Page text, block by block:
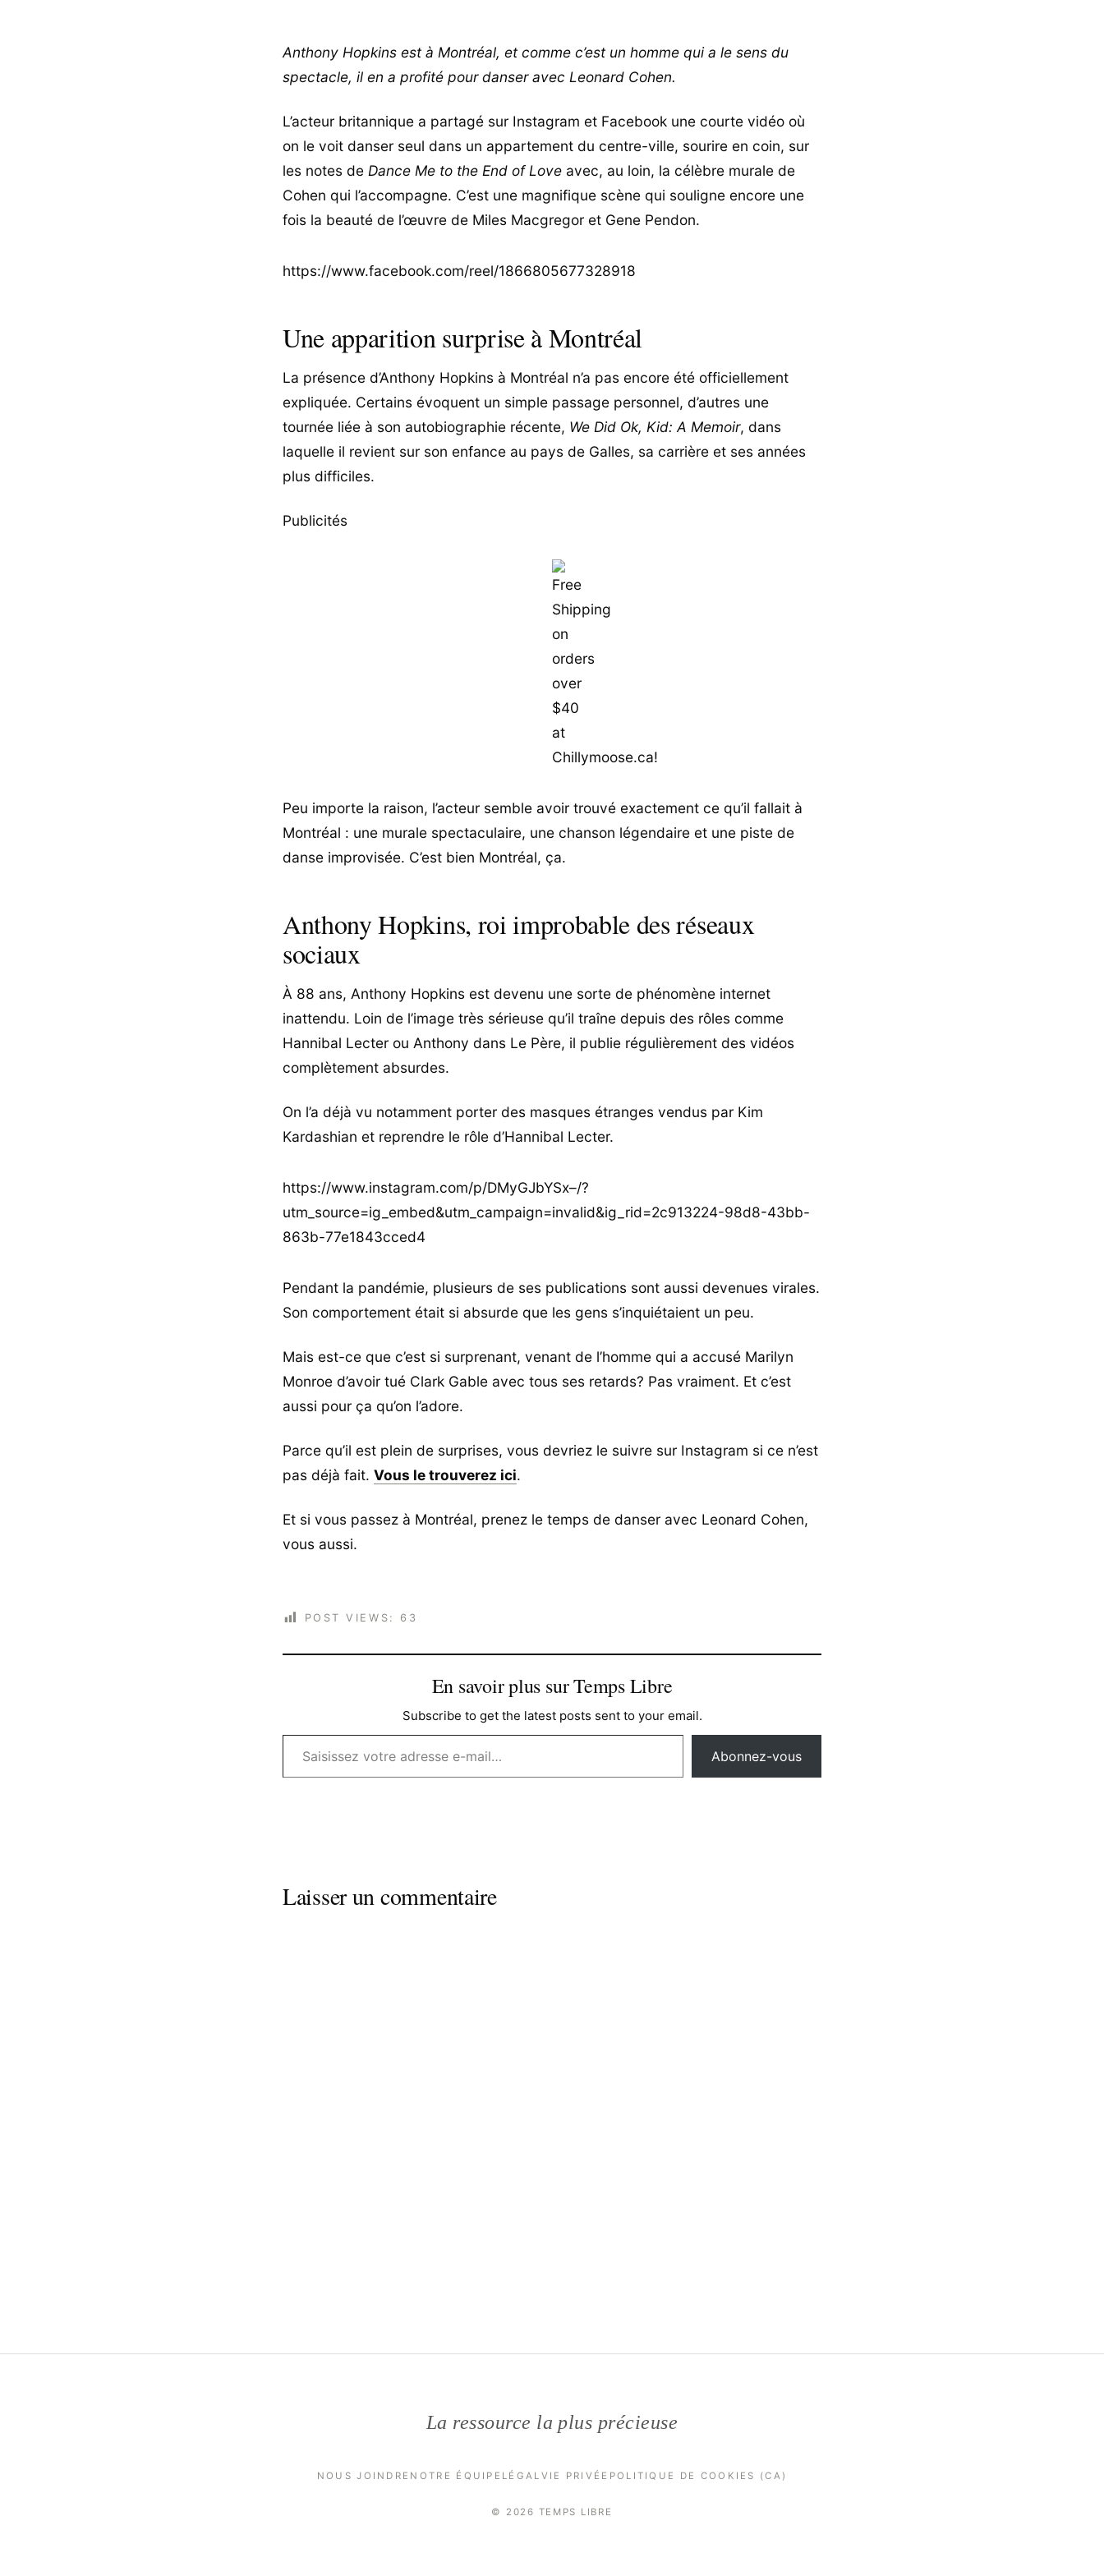
Anthony Hopkins est à Montréal, et comme c’est un homme qui a le sens du
spectacle, il en a profité pour danser avec Leonard Cohen.
L’acteur britannique a partagé sur Instagram et Facebook une courte vidéo où
on le voit danser seul dans un appartement du centre-ville, sourire en coin, sur
les notes de Dance Me to the End of Love avec, au loin, la célèbre murale de
Cohen qui l’accompagne. C’est une magnifique scène qui souligne encore une
fois la beauté de l’œuvre de Miles Macgregor et Gene Pendon.
https://www.facebook.com/reel/1866805677328918
Une apparition surprise à Montréal
La présence d’Anthony Hopkins à Montréal n’a pas encore été officiellement
expliquée. Certains évoquent un simple passage personnel, d’autres une
tournée liée à son autobiographie récente, We Did Ok, Kid: A Memoir, dans
laquelle il revient sur son enfance au pays de Galles, sa carrière et ses années
plus difficiles.
Publicités
Peu importe la raison, l’acteur semble avoir trouvé exactement ce qu’il fallait à
Montréal : une murale spectaculaire, une chanson légendaire et une piste de
danse improvisée. C’est bien Montréal, ça.
Anthony Hopkins, roi improbable des réseaux
sociaux
À 88 ans, Anthony Hopkins est devenu une sorte de phénomène internet
inattendu. Loin de l’image très sérieuse qu’il traîne depuis des rôles comme
Hannibal Lecter ou Anthony dans Le Père, il publie régulièrement des vidéos
complètement absurdes.
On l’a déjà vu notamment porter des masques étranges vendus par Kim
Kardashian et reprendre le rôle d’Hannibal Lecter.
https://www.instagram.com/p/DMyGJbYSx–/?
utm_source=ig_embed&utm_campaign=invalid&ig_rid=2c913224-98d8-43bb-
863b-77e1843cced4
Pendant la pandémie, plusieurs de ses publications sont aussi devenues virales.
Son comportement était si absurde que les gens s’inquiétaient un peu.
Mais est-ce que c’est si surprenant, venant de l’homme qui a accusé Marilyn
Monroe d’avoir tué Clark Gable avec tous ses retards? Pas vraiment. Et c’est
aussi pour ça qu’on l’adore.
Parce qu’il est plein de surprises, vous devriez le suivre sur Instagram si ce n’est
pas déjà fait. Vous le trouverez ici.
Et si vous passez à Montréal, prenez le temps de danser avec Leonard Cohen,
vous aussi.
POST VIEWS: 63
En savoir plus sur Temps Libre
Subscribe to get the latest posts sent to your email.
Saisissez votre adresse e-mail…
Abonnez-vous
Laisser un commentaire
La ressource la plus précieuse
NOUS JOINDRE NOTRE ÉQUIPE LÉGAL VIE PRIVÉE POLITIQUE DE COOKIES (CA)
© 2026 TEMPS LIBRE